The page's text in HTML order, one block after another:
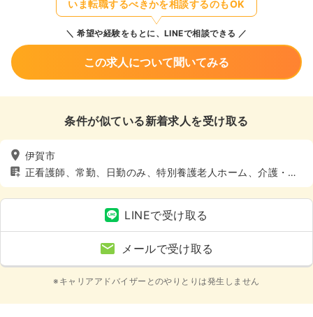
いま転職するべきかを相談するのもOK
希望や経験をもとに、LINEで相談できる
この求人について聞いてみる
条件が似ている新着求人を受け取る
伊賀市
正看護師、常勤、日勤のみ、特別養護老人ホーム、介護・福
祉系、4週8休以上
LINEで受け取る
メールで受け取る
※キャリアアドバイザーとのやりとりは発生しません